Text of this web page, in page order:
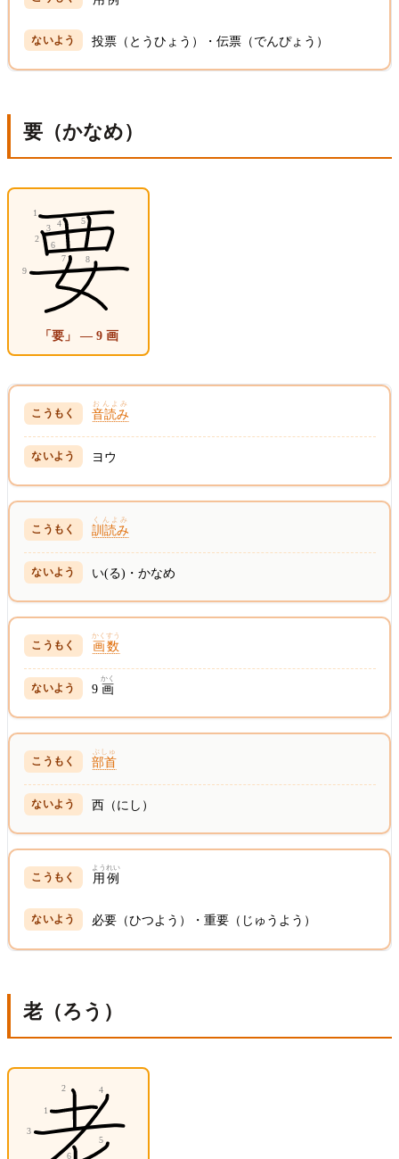
投票（とうひょう）・伝票（でんぴょう）
要（かなめ）
「要」 — 9 画
音読み
おんよみ
ヨウ
訓読み
くんよみ
い(る)・かなめ
画数
かくすう
9 画
かく
部首
ぶしゅ
西（にし）
用例
ようれい
必要（ひつよう）・重要（じゅうよう）
老（ろう）